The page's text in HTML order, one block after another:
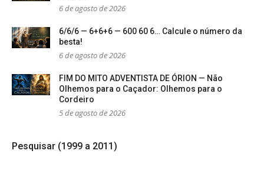
6 de agosto de 2026
6/6/6 — 6+6+6 — 600 60 6… Calcule o número da
besta!
6 de agosto de 2026
FIM DO MITO ADVENTISTA DE ÓRION — Não
Olhemos para o Caçador: Olhemos para o
Cordeiro
5 de agosto de 2026
Pesquisar (1999 a 2011)